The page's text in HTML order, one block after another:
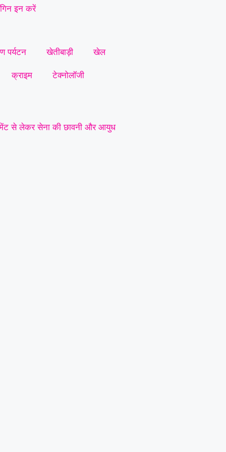
इन करें
पर्यटन खेतीबाड़ी खेल
क्राइम टेक्नोलॉजी
से लेकर सेना की छावनी और आयुध
प्रमुख मांगें